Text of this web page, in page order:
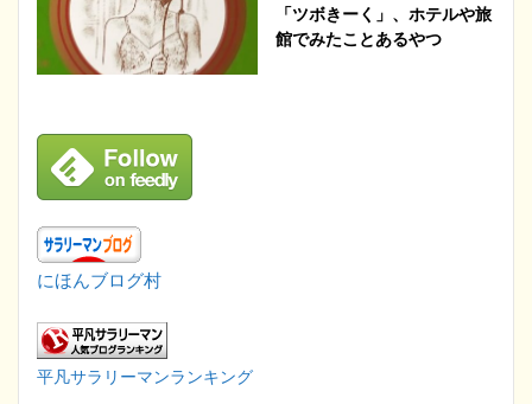
「ツボきーく」、ホテルや旅
館でみたことあるやつ
にほんブログ村
平凡サラリーマンランキング